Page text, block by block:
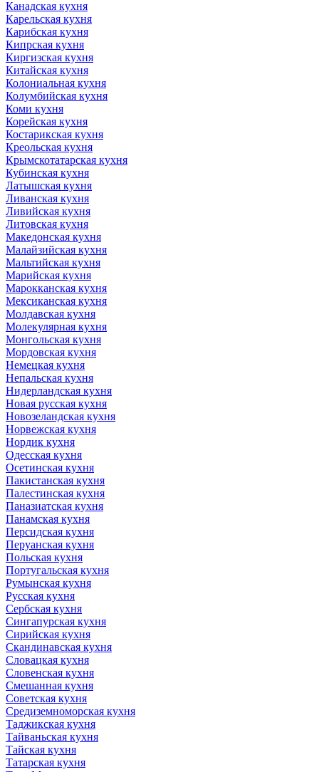
Канадская кухня
Карельская кухня
Карибская кухня
Кипрская кухня
Киргизская кухня
Китайская кухня
Колониальная кухня
Колумбийская кухня
Коми кухня
Корейская кухня
Костарикская кухня
Креольская кухня
Крымскотатарская кухня
Кубинская кухня
Латышская кухня
Ливанская кухня
Ливийская кухня
Литовская кухня
Македонская кухня
Малайзийская кухня
Мальтийская кухня
Марийская кухня
Марокканская кухня
Мексиканская кухня
Молдавская кухня
Молекулярная кухня
Монгольская кухня
Мордовская кухня
Немецкая кухня
Непальская кухня
Нидерландская кухня
Новая русская кухня
Новозеландская кухня
Норвежская кухня
Нордик кухня
Одесская кухня
Осетинская кухня
Пакистанская кухня
Палестинская кухня
Паназиатская кухня
Панамская кухня
Персидская кухня
Перуанская кухня
Польская кухня
Португальская кухня
Румынская кухня
Русская кухня
Сербская кухня
Сингапурская кухня
Сирийская кухня
Скандинавская кухня
Словацкая кухня
Словенская кухня
Смешанная кухня
Советская кухня
Средиземноморская кухня
Таджикская кухня
Тайваньская кухня
Тайская кухня
Татарская кухня